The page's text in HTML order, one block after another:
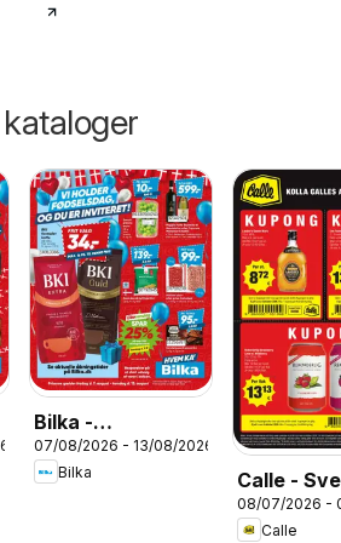
Bilka -
Tilbudsavis uge
33
07/08/2026 - 13/08/2026
Bilka
Calle -
08/07/2026 -
Calle